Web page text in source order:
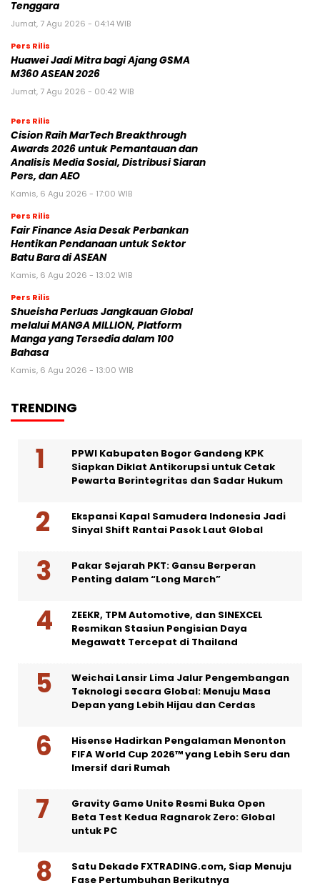
Tenggara
Jumat, 7 Agu 2026 - 04:14 WIB
Pers Rilis
Huawei Jadi Mitra bagi Ajang GSMA
M360 ASEAN 2026
Jumat, 7 Agu 2026 - 00:42 WIB
Pers Rilis
Cision Raih MarTech Breakthrough
Awards 2026 untuk Pemantauan dan
Analisis Media Sosial, Distribusi Siaran
Pers, dan AEO
Kamis, 6 Agu 2026 - 17:00 WIB
Pers Rilis
Fair Finance Asia Desak Perbankan
Hentikan Pendanaan untuk Sektor
Batu Bara di ASEAN
Kamis, 6 Agu 2026 - 13:02 WIB
Pers Rilis
Shueisha Perluas Jangkauan Global
melalui MANGA MILLION, Platform
Manga yang Tersedia dalam 100
Bahasa
Kamis, 6 Agu 2026 - 13:00 WIB
TRENDING
PPWI Kabupaten Bogor Gandeng KPK
Siapkan Diklat Antikorupsi untuk Cetak
Pewarta Berintegritas dan Sadar Hukum
Ekspansi Kapal Samudera Indonesia Jadi
Sinyal Shift Rantai Pasok Laut Global
Pakar Sejarah PKT: Gansu Berperan
Penting dalam “Long March”
ZEEKR, TPM Automotive, dan SINEXCEL
Resmikan Stasiun Pengisian Daya
Megawatt Tercepat di Thailand
Weichai Lansir Lima Jalur Pengembangan
Teknologi secara Global: Menuju Masa
Depan yang Lebih Hijau dan Cerdas
Hisense Hadirkan Pengalaman Menonton
FIFA World Cup 2026™ yang Lebih Seru dan
Imersif dari Rumah
Gravity Game Unite Resmi Buka Open
Beta Test Kedua Ragnarok Zero: Global
untuk PC
Satu Dekade FXTRADING.com, Siap Menuju
Fase Pertumbuhan Berikutnya